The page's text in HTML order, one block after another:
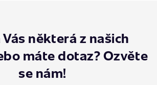
některá z našich
máte dotaz? Ozvěte
se nám!